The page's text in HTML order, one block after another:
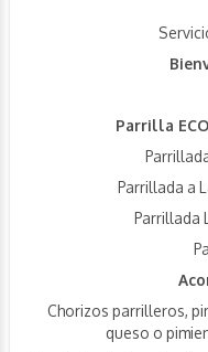
Parrilla ECO
Parrillada a
Parrillada
Chorizos parrilleros,
queso o